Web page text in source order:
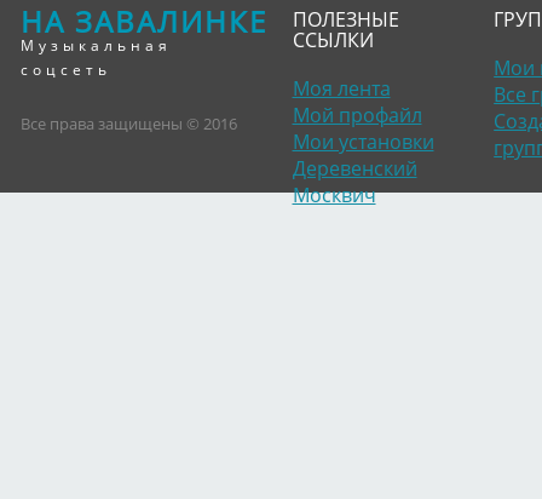
НА ЗАВАЛИНКЕ
Музыкальная
соцсеть
Все права защищены © 2016
ПОЛЕЗНЫЕ
ССЫЛКИ
Моя лента
Мой профайл
Мои установки
Деревенский
Москвич
Мои
Все